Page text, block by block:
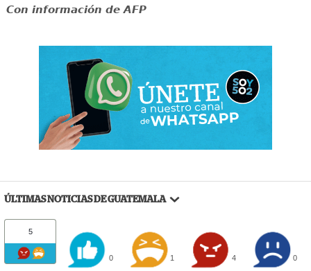
Con información de AFP
ÚLTIMAS NOTICIAS DE GUATEMALA
5
0 1 4 0